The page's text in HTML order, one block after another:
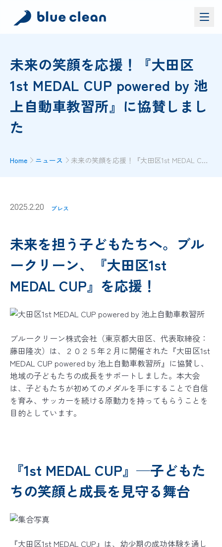
サービス
バイオリカバリー®
施工実績
ブルークリーンについて
お問い合わせ
未来の笑顔を応援！『大田区
1st MEDAL CUP powered by 池
上自動車教習所』に協賛しまし
た
Home ニュース 未来の笑顔を応援！『大田区1st MEDAL CUP powered by 池上自動車教習所』に協賛しました
2025.2.20 プレス
未来を担う子どもたちへ。ブル
ークリーン、『大田区1st
MEDAL CUP』を応援！
ブルークリーン株式会社（東京都大田区、代表取締役：
藤田隆次）は、２０２５年２月に開催された『大田区1st
MEDAL CUP powered by 池上自動車教習所』に協賛し、
地域の子どもたちの成長をサポートしました。本大会
は、子どもたちが初めてのメダルを手にすることで自信
を育み、サッカーを続ける原動力を持ってもらうことを
目的としています。
『1st MEDAL CUP』—子どもた
ちの笑顔と成長を見守る舞台
『大田区1st MEDAL CUP』は、幼少期の成功体験を通し